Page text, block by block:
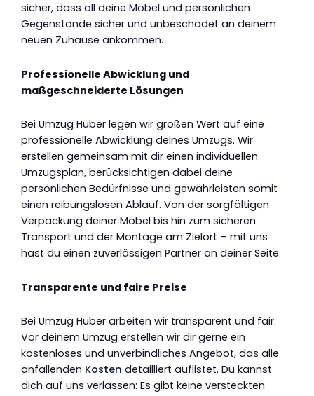
sicher, dass all deine Möbel und persönlichen
Gegenstände sicher und unbeschadet an deinem
neuen Zuhause ankommen.
Professionelle Abwicklung und
maßgeschneiderte Lösungen
Bei Umzug Huber legen wir großen Wert auf eine
professionelle Abwicklung deines Umzugs. Wir
erstellen gemeinsam mit dir einen individuellen
Umzugsplan, berücksichtigen dabei deine
persönlichen Bedürfnisse und gewährleisten somit
einen reibungslosen Ablauf. Von der sorgfältigen
Verpackung deiner Möbel bis hin zum sicheren
Transport und der Montage am Zielort – mit uns
hast du einen zuverlässigen Partner an deiner Seite.
Transparente und faire Preise
Bei Umzug Huber arbeiten wir transparent und fair.
Vor deinem Umzug erstellen wir dir gerne ein
kostenloses und unverbindliches Angebot, das alle
anfallenden Kosten detailliert auflistet. Du kannst
dich auf uns verlassen: Es gibt keine versteckten